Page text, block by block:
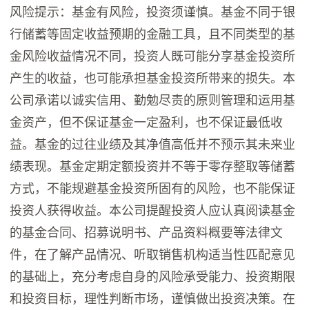
风险提示：基金有风险，投资须谨慎。基金不同于银
行储蓄等固定收益预期的金融工具，且不同类型的基
金风险收益情况不同，投资人既可能分享基金投资所
产生的收益，也可能承担基金投资所带来的损失。本
公司承诺以诚实信用、勤勉尽责的原则管理和运用基
金资产，但不保证基金一定盈利，也不保证最低收
益。基金的过往业绩及其净值高低并不预示其未来业
绩表现。基金定期定额投资并不等于零存整取等储蓄
方式，不能规避基金投资所固有的风险，也不能保证
投资人获得收益。本公司提醒投资人应认真阅读基金
的基金合同、招募说明书、产品资料概要等法律文
件，在了解产品情况、听取销售机构适当性匹配意见
的基础上，充分考虑自身的风险承受能力、投资期限
和投资目标，理性判断市场，谨慎做出投资决策。在